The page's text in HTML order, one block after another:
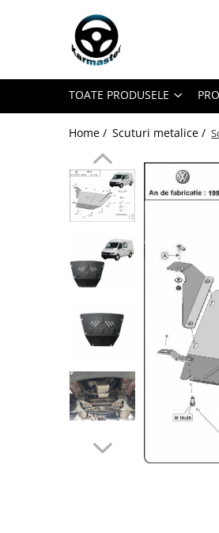
Toate Produsele
Accesorii remorci
Cabluri de frana remorci
Cuple remorci
Saboti frana remorci
Carlige de remorcare
Carlige Alfa Romeo
Carlige Alpine
Carlige Cadillac
Carlige Chery
TOATE PRODUSELE
Home / Scuturi metalice /